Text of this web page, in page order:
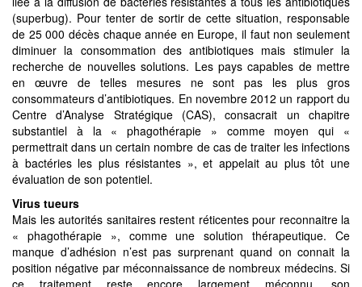
(superbug). Pour tenter de sortir de cette situation, responsable
de 25 000 décès chaque année en Europe, il faut non seulement
diminuer la consommation des antibiotiques mais stimuler la
recherche de nouvelles solutions. Les pays capables de mettre
en œuvre de telles mesures ne sont pas les plus gros
consommateurs d’antibiotiques. En novembre 2012 un rapport du
Centre d’Analyse Stratégique (CAS), consacrait un chapitre
substantiel à la « phagothérapie » comme moyen qui «
permettrait dans un certain nombre de cas de traiter les infections
à bactéries les plus résistantes », et appelait au plus tôt une
évaluation de son potentiel.
Virus tueurs
Mais les autorités sanitaires restent réticentes pour reconnaitre la
« phagothérapie », comme une solution thérapeutique. Ce
manque d’adhésion n’est pas surprenant quand on connait la
position négative par méconnaissance de nombreux médecins. Si
ce traitement reste encore largement méconnu, son